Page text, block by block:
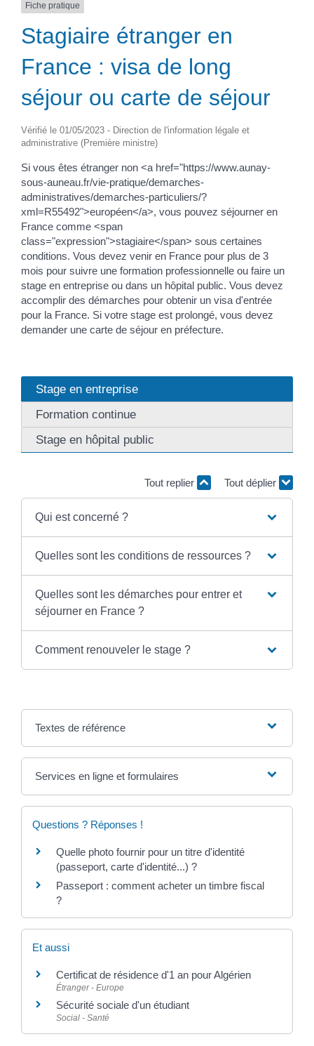
Fiche pratique
Stagiaire étranger en
France : visa de long
séjour ou carte de séjour
Vérifié le 01/05/2023 - Direction de l'information légale et
administrative (Première ministre)
Si vous êtes étranger non <a href="https://www.aunay-
sous-auneau.fr/vie-pratique/demarches-
administratives/demarches-particuliers/?
xml=R55492">européen</a>, vous pouvez séjourner en
France comme <span
class="expression">stagiaire</span> sous certaines
conditions. Vous devez venir en France pour plus de 3
mois pour suivre une formation professionnelle ou faire un
stage en entreprise ou dans un hôpital public. Vous devez
accomplir des démarches pour obtenir un visa d'entrée
pour la France. Si votre stage est prolongé, vous devez
demander une carte de séjour en préfecture.
Stage en entreprise
Formation continue
Stage en hôpital public
Tout replier Tout déplier
Qui est concerné ?
Quelles sont les conditions de ressources ?
Quelles sont les démarches pour entrer et
séjourner en France ?
Comment renouveler le stage ?
Textes de référence
Services en ligne et formulaires
Questions ? Réponses !
Quelle photo fournir pour un titre d'identité
(passeport, carte d'identité...) ?
Passeport : comment acheter un timbre fiscal
?
Et aussi
Certificat de résidence d'1 an pour Algérien
Étranger - Europe
Sécurité sociale d'un étudiant
Social - Santé